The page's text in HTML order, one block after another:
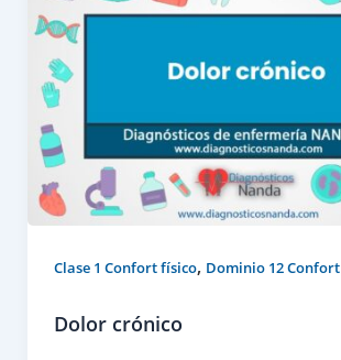
Clase 1 Confort físico, Dominio 12 Confort
Dolor crónico